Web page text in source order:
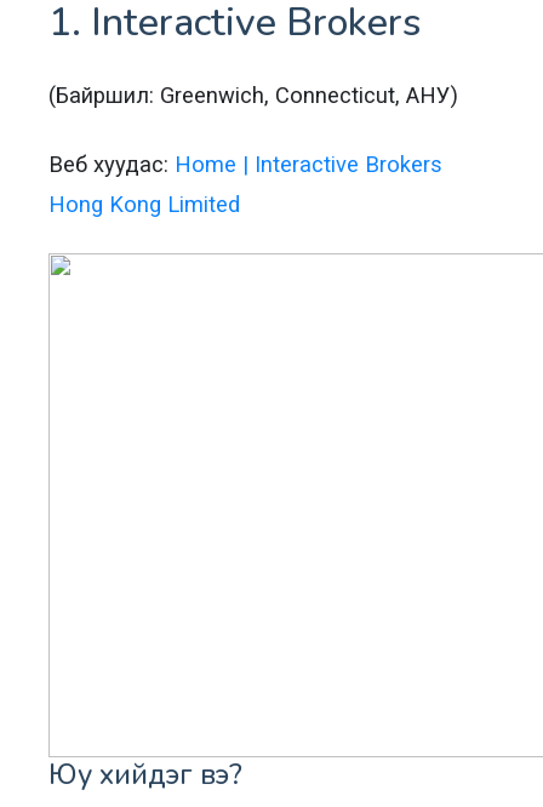
1. Interactive Brokers
(Байршил: Greenwich, Connecticut, АНУ)
Веб хуудас: Home | Interactive Brokers
Hong Kong Limited
Юу хийдэг вэ?